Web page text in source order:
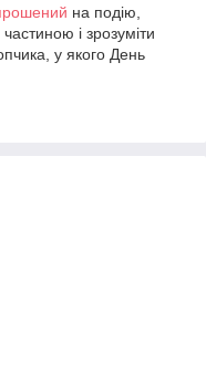
на подію,
і зрозуміти
у якого День